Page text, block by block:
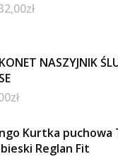
zł
NASZYJNIK
zł
Kurtka puchowa
Reglan Fit